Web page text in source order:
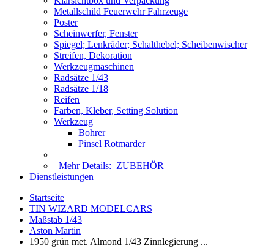
Metallschild Feuerwehr Fahrzeuge
Poster
Scheinwerfer, Fenster
Spiegel; Lenkräder; Schalthebel; Scheibenwischer
Streifen, Dekoration
Werkzeugmaschinen
Radsätze 1/43
Radsätze 1/18
Reifen
Farben, Kleber, Setting Solution
Werkzeug
Bohrer
Pinsel Rotmarder
Mehr Details: ZUBEHÖR
Dienstleistungen
Startseite
TIN WIZARD MODELCARS
Maßstab 1/43
Aston Martin
1950 grün met. Almond 1/43 Zinnlegierung ...